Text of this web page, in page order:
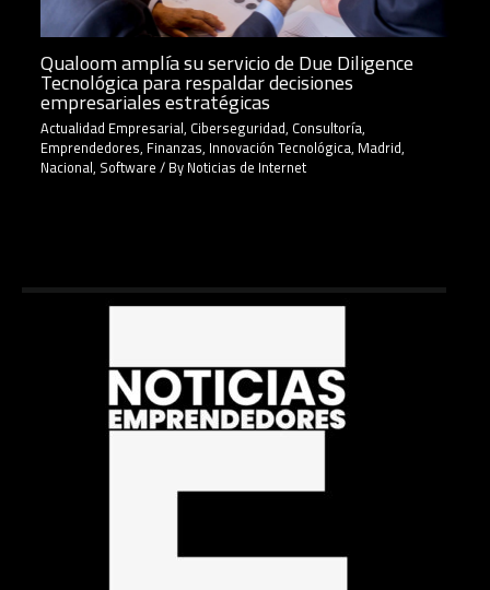
Qualoom amplía su servicio de Due Diligence
Tecnológica para respaldar decisiones
empresariales estratégicas
Actualidad Empresarial, Ciberseguridad, Consultoría,
Emprendedores, Finanzas, Innovación Tecnológica, Madrid,
Nacional, Software/ ByNoticias de Internet